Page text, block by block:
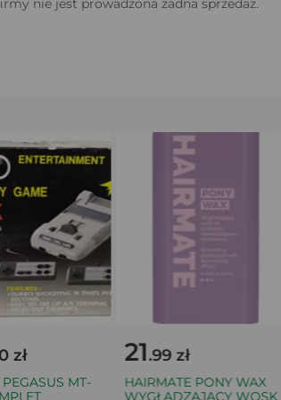
nie jest prowadzona żadna sprzedaż.
MT-
21.99 zł
HAIRMATE PONY WAX
WYGŁADZAJĄCY WOSK